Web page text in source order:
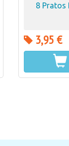
8 Pratos
3,95 €